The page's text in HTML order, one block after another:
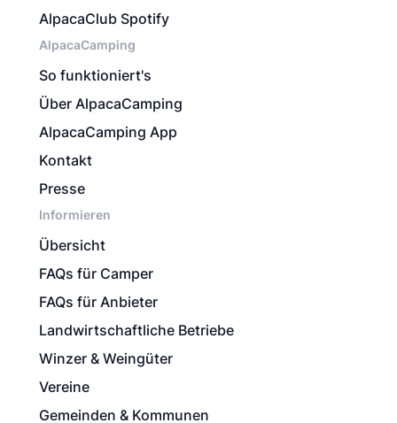
AlpacaClub Spotify
AlpacaCamping
So funktioniert's
Über AlpacaCamping
AlpacaCamping App
Kontakt
Presse
Informieren
Übersicht
FAQs für Camper
FAQs für Anbieter
Landwirtschaftliche Betriebe
Winzer & Weingüter
Vereine
Gemeinden & Kommunen